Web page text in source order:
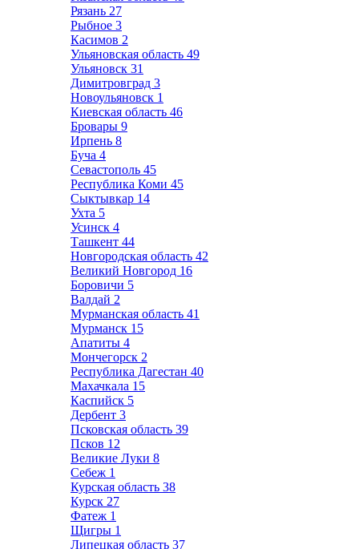
Рязань 27
Рыбное 3
Касимов 2
Ульяновская область 49
Ульяновск 31
Димитровград 3
Новоульяновск 1
Киевская область 46
Бровары 9
Ирпень 8
Буча 4
Севастополь 45
Республика Коми 45
Сыктывкар 14
Ухта 5
Усинск 4
Ташкент 44
Новгородская область 42
Великий Новгород 16
Боровичи 5
Валдай 2
Мурманская область 41
Мурманск 15
Апатиты 4
Мончегорск 2
Республика Дагестан 40
Махачкала 15
Каспийск 5
Дербент 3
Псковская область 39
Псков 12
Великие Луки 8
Себеж 1
Курская область 38
Курск 27
Фатеж 1
Щигры 1
Липецкая область 37